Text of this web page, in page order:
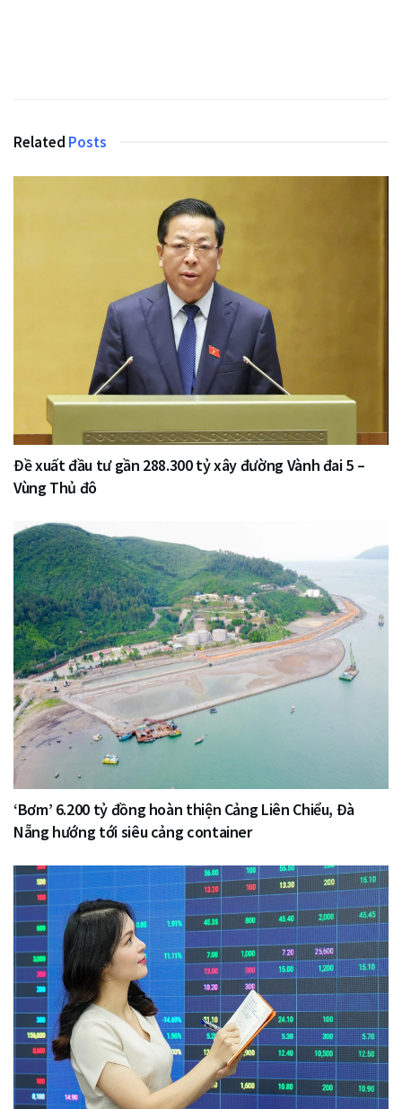
Related Posts
Đề xuất đầu tư gần 288.300 tỷ xây đường Vành đai 5 –
Vùng Thủ đô
‘Bơm’ 6.200 tỷ đồng hoàn thiện Cảng Liên Chiểu, Đà
Nẵng hướng tới siêu cảng container